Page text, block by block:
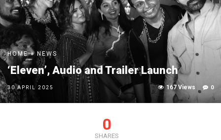
HOME» NEWS
‘Eleven’, Audio and Trailer Launch
30 APRIL 2025 0
167 Views
0
SHARES